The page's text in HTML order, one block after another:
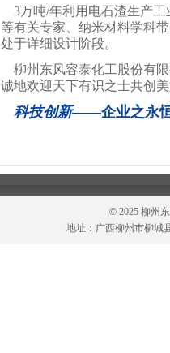
3万吨/年利用电石渣生产工
等有关专家、纳米材料学科
处于详细设计阶段。
柳州东风容泰化工股份有
诚地欢迎天下有识之士共创
科技创新——企业之永
©2025 柳州
地址：广西柳州市柳城